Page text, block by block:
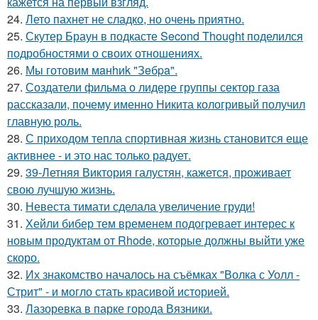
24. Лето пахнет не сладко, но очень приятно.
25. Скутер Браун в подкасте Second Thought поделился
подробностями о своих отношениях.
26. Мы готовим мaнhиk "Зeбpa".
27. Создатели фильма о лидере группы сектор газа
рассказали, почему именно Никита кологривый получил
главную роль.
28. С приходом тепла спортивная жизнь становится еще
активнее - и это нас только радует.
29. 39-Летняя Виктория галустян, кажется, проживает
свою лучшую жизнь.
30. Невеста тимати сделала увеличение груди!
31. Хейли бибер тем временем подогревает интерес к
новым продуктам от Rhode, которые должны выйти уже
скоро.
32. Их знакомство началось на съёмках "Волка с Уолл -
Стрит" - и могло стать красивой историей.
33. Лазоревка в парке города Вязники.